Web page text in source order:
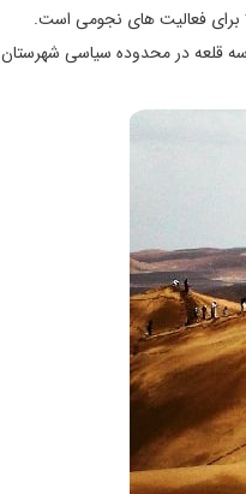
برای فعاليت های نجومی است.
مركز بخش سه قلعه در محدوده سياسی شهرستان